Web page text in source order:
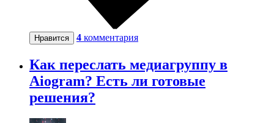
Нравится 4 комментария
Как переслать медиагруппу в
Aiogram? Есть ли готовые
решения?